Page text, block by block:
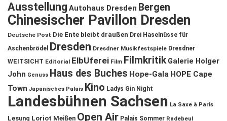
Ausstellung Autohaus Dresden Bergen
Chinesischer Pavillon Dresden
Deutsche Post Die Ente bleibt draußen Drei Haselnüsse für
Aschenbrödel
Dresden Dresdner Musikfestspiele Dresdner
WEITSICHT Editorial ElbUferei Film Filmkritik Galerie Holger
John Genuss Haus des Buches Hope-Gala HOPE Cape
Town Japanisches Palais Kino Ladys Gin Night
Landesbühnen Sachsen La Saxe à Paris
Lesung Loriot Meißen Open Air Palais Sommer Radebeul